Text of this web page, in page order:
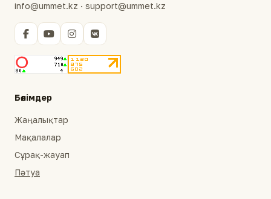
info@ummet.kz · support@ummet.kz
Бөлімдер
Жаңалықтар
Мақалалар
Сұрақ-жауап
Пәтуа